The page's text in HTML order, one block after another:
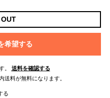
希望する
。
送料を確認する
料が無料になります。
る